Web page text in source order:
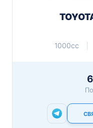
1000cc